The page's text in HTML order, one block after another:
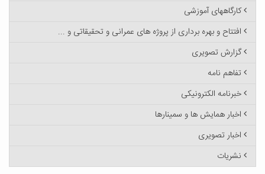
کارگاههای آموزشی
افتتاح و بهره برداری از پروژه های عمرانی و تحقیقاتی و ...
گزارش تصویری
تفاهم نامه
خبرنامه الکترونیکی
اخبار همایش ها و سمینارها
اخبار تصویری
نشریات